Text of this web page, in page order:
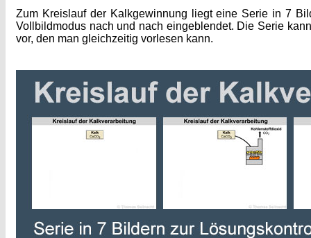
Zum Kreislauf der Kalkgewinnung liegt eine Serie in 7
Vollbildmodus nach und nach eingeblendet. Die Serie
vor, den man gleichzeitig vorlesen kann.